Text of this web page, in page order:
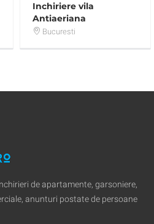
Inchiriere vila
Antiaeriana
Bucuresti
de apartamente, garsoniere,
anunturi postate de persoane